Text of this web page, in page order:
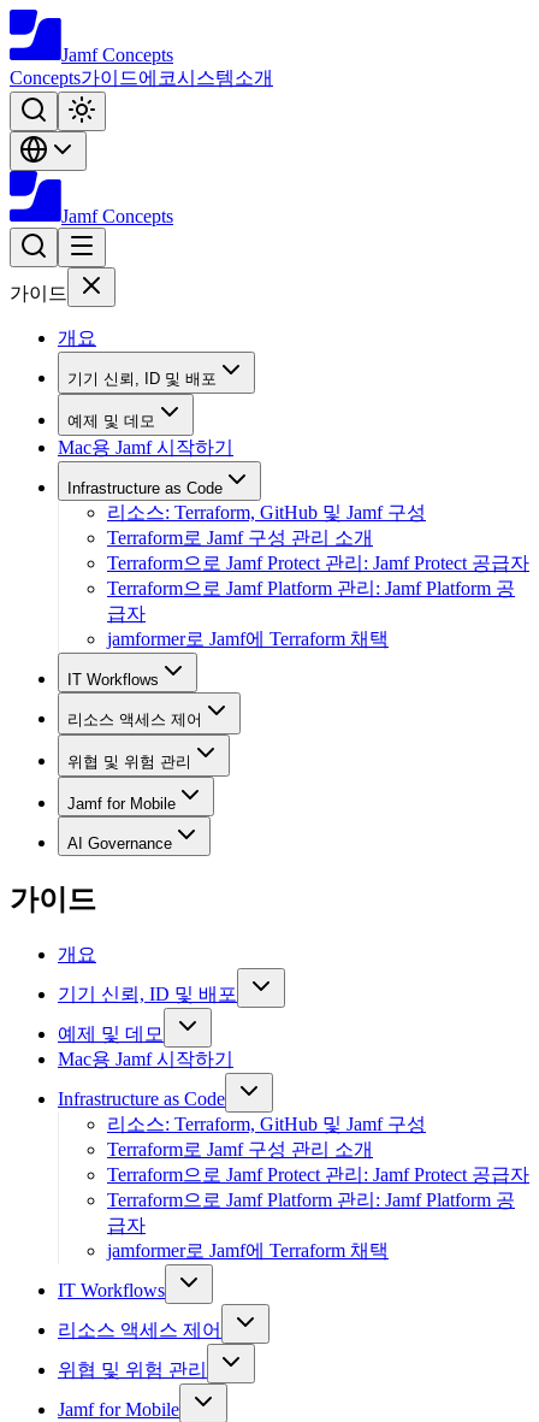
Jamf Concepts
Concepts가이드에코시스템소개
Jamf Concepts
가이드
개요
기기 신뢰, ID 및 배포
예제 및 데모
Mac용 Jamf 시작하기
Infrastructure as Code
리소스: Terraform, GitHub 및 Jamf 구성
Terraform로 Jamf 구성 관리 소개
Terraform으로 Jamf Protect 관리: Jamf Protect 공급자
Terraform으로 Jamf Platform 관리: Jamf Platform 공
급자
jamformer로 Jamf에 Terraform 채택
IT Workflows
리소스 액세스 제어
위협 및 위험 관리
Jamf for Mobile
AI Governance
가이드
개요
기기 신뢰, ID 및 배포
예제 및 데모
Mac용 Jamf 시작하기
Infrastructure as Code
리소스: Terraform, GitHub 및 Jamf 구성
Terraform로 Jamf 구성 관리 소개
Terraform으로 Jamf Protect 관리: Jamf Protect 공급자
Terraform으로 Jamf Platform 관리: Jamf Platform 공
급자
jamformer로 Jamf에 Terraform 채택
IT Workflows
리소스 액세스 제어
위협 및 위험 관리
Jamf for Mobile